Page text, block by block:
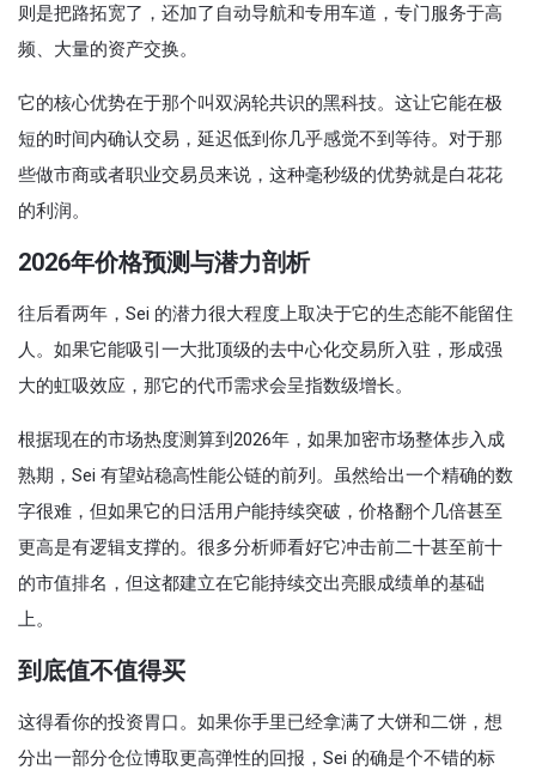
则是把路拓宽了，还加了自动导航和专用车道，专门服务于高
频、大量的资产交换。
它的核心优势在于那个叫双涡轮共识的黑科技。这让它能在极
短的时间内确认交易，延迟低到你几乎感觉不到等待。对于那
些做市商或者职业交易员来说，这种毫秒级的优势就是白花花
的利润。
2026年价格预测与潜力剖析
往后看两年，Sei 的潜力很大程度上取决于它的生态能不能留住
人。如果它能吸引一大批顶级的去中心化交易所入驻，形成强
大的虹吸效应，那它的代币需求会呈指数级增长。
根据现在的市场热度测算到2026年，如果加密市场整体步入成
熟期，Sei 有望站稳高性能公链的前列。虽然给出一个精确的数
字很难，但如果它的日活用户能持续突破，价格翻个几倍甚至
更高是有逻辑支撑的。很多分析师看好它冲击前二十甚至前十
的市值排名，但这都建立在它能持续交出亮眼成绩单的基础
上。
到底值不值得买
这得看你的投资胃口。如果你手里已经拿满了大饼和二饼，想
分出一部分仓位博取更高弹性的回报，Sei 的确是个不错的标